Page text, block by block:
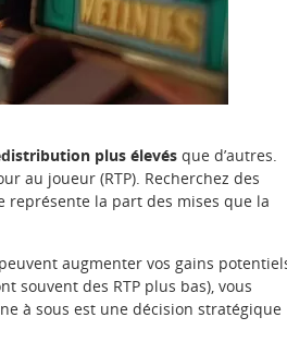
plus élevés que d’autres.
au joueur (RTP). Recherchez des
représente la part des mises que la
augmenter vos gains
souvent des RTP plus bas), vous
à sous est une décision stratégique